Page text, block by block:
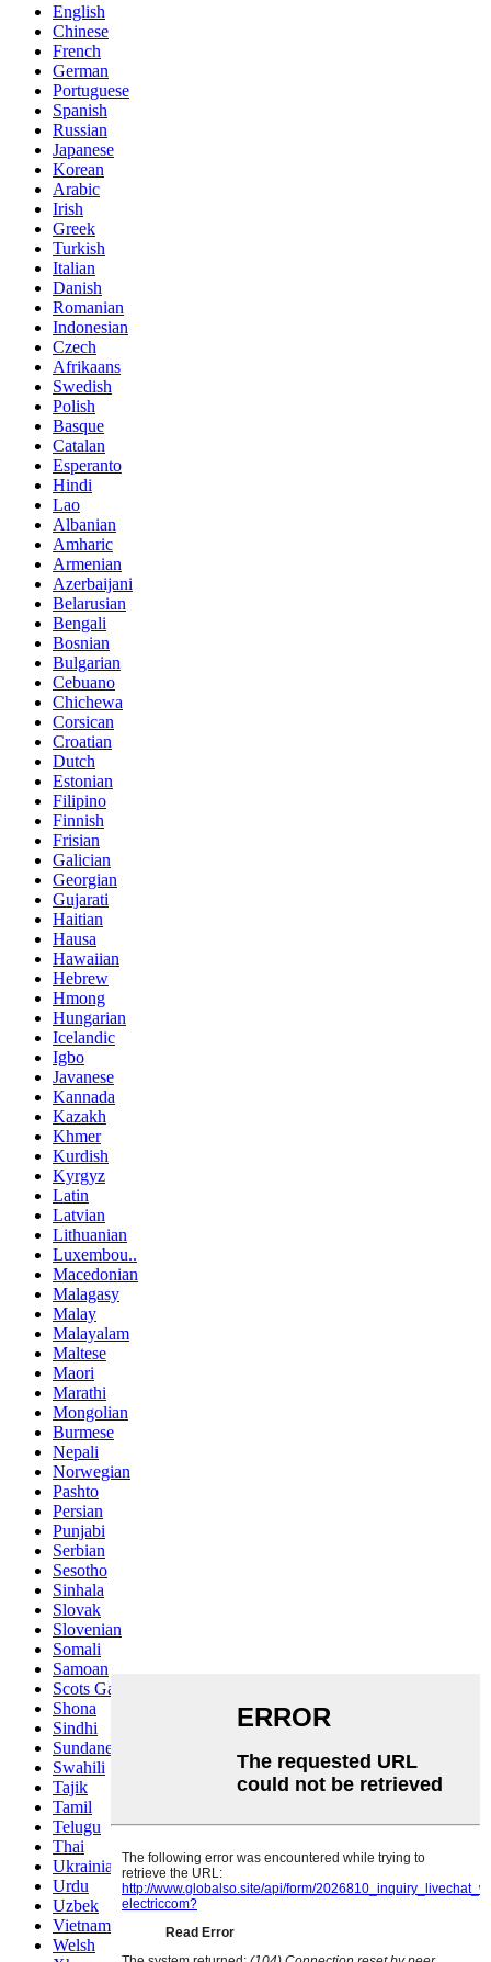
English
Chinese
French
German
Portuguese
Spanish
Russian
Japanese
Korean
Arabic
Irish
Greek
Turkish
Italian
Danish
Romanian
Indonesian
Czech
Afrikaans
Swedish
Polish
Basque
Catalan
Esperanto
Hindi
Lao
Albanian
Amharic
Armenian
Azerbaijani
Belarusian
Bengali
Bosnian
Bulgarian
Cebuano
Chichewa
Corsican
Croatian
Dutch
Estonian
Filipino
Finnish
Frisian
Galician
Georgian
Gujarati
Haitian
Hausa
Hawaiian
Hebrew
Hmong
Hungarian
Icelandic
Igbo
Javanese
Kannada
Kazakh
Khmer
Kurdish
Kyrgyz
Latin
Latvian
Lithuanian
Luxembou..
Macedonian
Malagasy
Malay
Malayalam
Maltese
Maori
Marathi
Mongolian
Burmese
Nepali
Norwegian
Pashto
Persian
Punjabi
Serbian
Sesotho
Sinhala
Slovak
Slovenian
Somali
Samoan
Scots Gaelic
Shona
Sindhi
Sundanese
Swahili
Tajik
Tamil
Telugu
Thai
Ukrainian
Urdu
Uzbek
Vietnamese
Welsh